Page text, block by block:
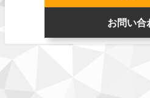
お問い合